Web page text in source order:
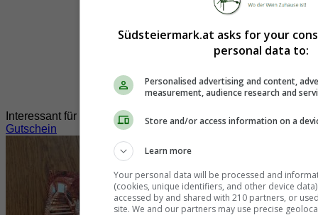
Interessant für Sie?
Gutschein
Südsteiermark.at asks for your
personal data to:
Personalised advertising and content,
measurement, audience research and
Store and/or access information on a
Learn more
Your personal data will be processed and
(cookies, unique identifiers, and other device
accessed by and shared with 210 partners, or
site. We and our partners may use precise